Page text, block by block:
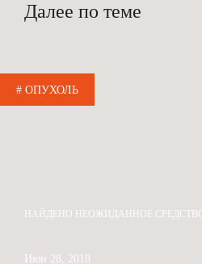
Далее по теме
# ОПУХОЛЬ
НАЙДЕНО НЕОЖИДАННОЕ
Июн 28, 2018